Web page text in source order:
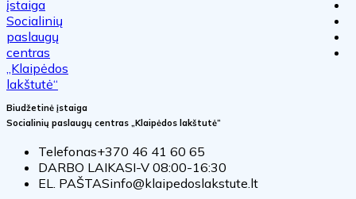
Biudžetinė įstaiga
Socialinių paslaugų centras „Klaipėdos lakštutė“
Telefonas+370 46 41 60 65
DARBO LAIKASI-V 08:00-16:30
EL. PAŠTASinfo@klaipedoslakstute.lt